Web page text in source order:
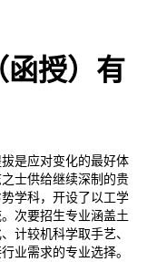
函授）有
是应对变化的最好体
士供给继续深制的贵
学科，开设了以工学
次要招生专业涵盖土
计较机科学取手艺、
业需求的专业选择。